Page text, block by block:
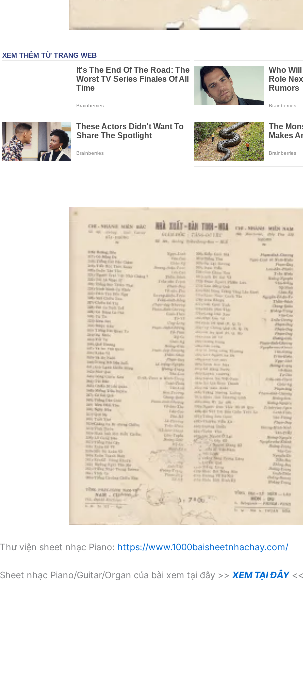
Thư viện sheet nhạc Piano: https://www.1000baisheetnhachay.com/
Sheet nhạc Piano/Guitar/Organ của bài xem tại đây >> XEM TẠI ĐÂY<<